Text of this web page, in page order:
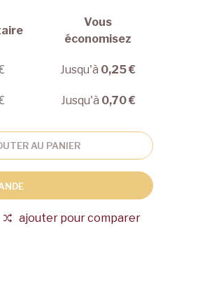
Vous
économisez
Jusqu'à 0,25 €
Jusqu'à 0,70 €
AU PANIER
ajouter pour comparer